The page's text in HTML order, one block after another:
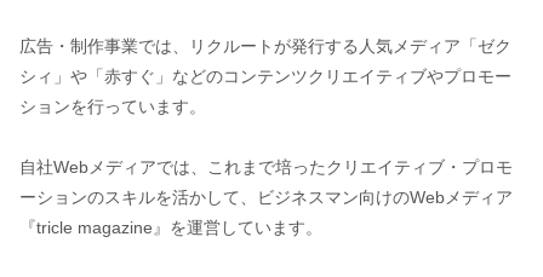
広告・制作事業では、リクルートが発行する人気メディア「ゼク
シィ」や「赤すぐ」などのコンテンツクリエイティブやプロモー
ションを行っています。
自社Webメディアでは、これまで培ったクリエイティブ・プロモ
ーションのスキルを活かして、ビジネスマン向けのWebメディア
『tricle magazine』を運営しています。